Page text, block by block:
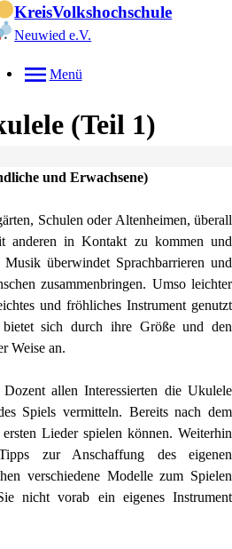
KreisVolkshochschule
Neuwied e.V.
Menü
(Teil 1)
und Erwachsene)
Schulen oder Altenheimen, überall
anderen in Kontakt zu kommen und
überwindet Sprachbarrieren und
zusammenbringen. Umso leichter
und fröhliches Instrument genutzt
sich durch ihre Größe und den
Weise an.
allen Interessierten die Ukulele
Spiels vermitteln. Bereits nach dem
Lieder spielen können. Weiterhin
zur Anschaffung des eigenen
verschiedene Modelle zum Spielen
nicht vorab ein eigenes Instrument